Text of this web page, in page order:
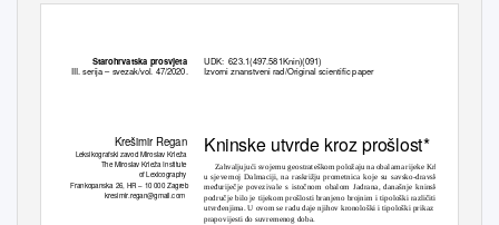
Starohrvatska prosvjeta
III. serija – svezak/vol. 47/2020.
UDK: 623.1(497.581Knin)(091)
Izvorni znanstveni rad/Original scientiﬁc paper
Krešimir Regan
Leksikografski zavod Miroslav Krleža
The Miroslav Krleža Institute
of Lexicography
Frankopanska 26, HR – 10 000 Zagreb
kresimir.regan@gmail.com
Kninske utvrde kroz prošlost*
Zahvaljujući svojemu geostrateškom položaju na obalama rijeke Krke
u sjevernoj Dalmaciji, na raskrižju prometnica koje su savsko-dravsko
međuriječje povezivale s istočnom obalom Jadrana, današnje kninsko
područje bilo je tijekom prošlosti branjeno brojnim i tipološki različitim
utvrđenjima. U ovom se radu daje njihov kronološki i tipološki prikaz od
prapovijesti do suvremenog doba.